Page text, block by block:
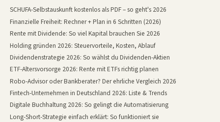
SCHUFA-Selbstauskunft kostenlos als PDF – so geht's 2026
Finanzielle Freiheit: Rechner + Plan in 6 Schritten (2026)
Rente mit Dividende: So viel Kapital brauchen Sie 2026
Holding gründen 2026: Steuervorteile, Kosten, Ablauf
Dividendenstrategie 2026: So wählst du Dividenden-Aktien
ETF-Altersvorsorge 2026: Rente mit ETFs richtig planen
Robo-Advisor oder Bankberater? Der ehrliche Vergleich 2026
Fintech-Unternehmen in Deutschland 2026: Liste & Trends
Digitale Buchhaltung 2026: So gelingt die Automatisierung
Long-Short-Strategie einfach erklärt: So funktioniert sie